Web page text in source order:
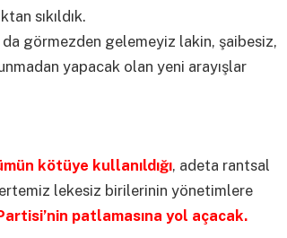
sıkıldık.
görmezden gelemeyiz lakin, şaibesiz,
yapacak olan yeni arayışlar
kötüye kullanıldığı, adeta rantsal
lekesiz birilerinin yönetimlere
patlamasına yol açacak.